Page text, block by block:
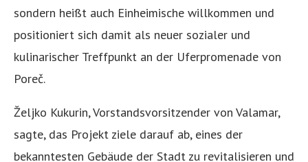
sondern heißt auch Einheimische willkommen und
positioniert sich damit als neuer sozialer und
kulinarischer Treffpunkt an der Uferpromenade von
Poreč.
Željko Kukurin, Vorstandsvorsitzender von Valamar,
sagte, das Projekt ziele darauf ab, eines der
bekanntesten Gebäude der Stadt zu revitalisieren und